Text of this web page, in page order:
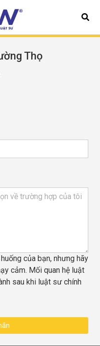
Thọ
của bạn, nhưng hãy
cảm. Mối quan hệ luật
sau khi luật sư chính